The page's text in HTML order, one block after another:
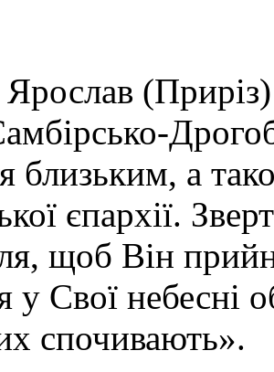
(Приріз)
близьким, а
єпархії.
щоб Він
у Свої небесні
спочивають».